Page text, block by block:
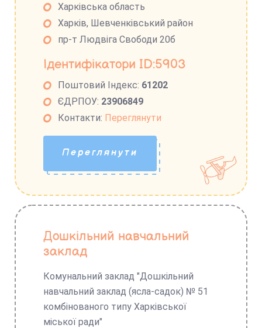
Харківська область
Харків, Шевченківський район
пр-т Людвіга Свободи 20б
Ідентифікатори ID:5903
Поштовий Індекс: 61202
ЄДРПОУ: 23906849
Контакти: Переглянути
Переглянути
Дошкільний навчальний
заклад
Комунальний заклад "Дошкільний
навчальний заклад (ясла-садок) № 51
комбінованого типу Харківської
міської ради"